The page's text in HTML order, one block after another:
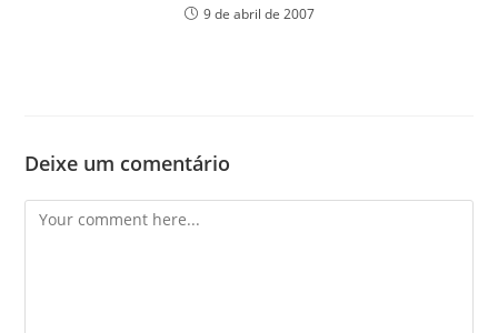
9 de abril de 2007
Deixe um comentário